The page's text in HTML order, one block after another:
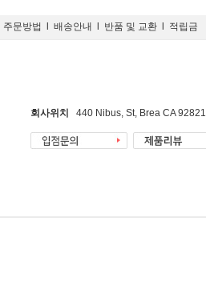
주문방법 배송안내 반품 및 교환 적립금
회사위치 440 Nibus, St, Brea CA 92821